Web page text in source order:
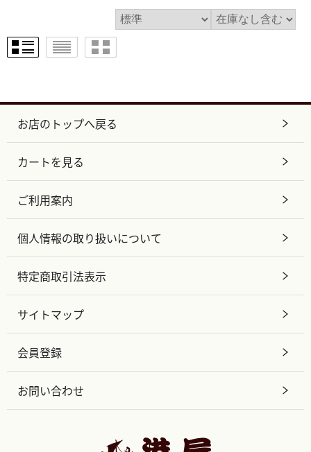
お店のトップへ戻る
カートを見る
ご利用案内
個人情報の取り扱いについて
特定商取引法表示
サイトマップ
会員登録
お問い合わせ